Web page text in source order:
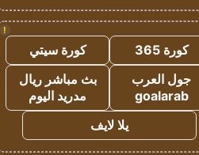
!
كورة 365
كورة سيتي
جول العرب
goalarab
بث مباشر ريال
مدريد اليوم
يلا لايف